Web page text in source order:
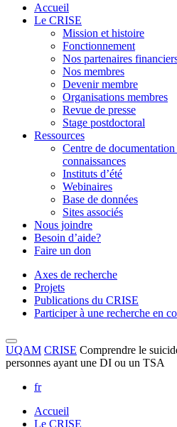
Accueil
Le CRISE
Mission et histoire
Fonctionnement
Nos partenaires
Nos membres
Devenir membre
Organisations membres
Revue de presse
Stage postdoctoral
Ressources
Centre de
connaissances
Instituts d’été
Webinaires
Base de données
Sites associés
Nous joindre
Besoin d’aide?
Faire un don
Axes de recherche
Projets
Publications du CRISE
Participer à une recherche en
UQAM CRISE Comprendre le
personnes ayant une DI ou un TSA
fr
Accueil
Le CRISE